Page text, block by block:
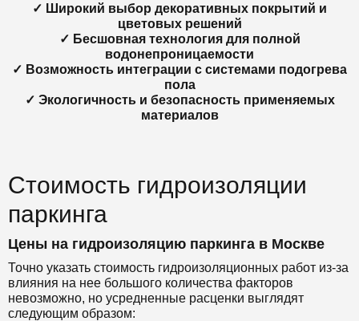
✓ Широкий выбор декоративных покрытий и
цветовых решений
✓ Бесшовная технология для полной
водонепроницаемости
✓ Возможность интеграции с системами подогрева
пола
✓ Экологичность и безопасность применяемых
материалов
Стоимость гидроизоляции
паркинга
Цены на гидроизоляцию паркинга в Москве
Точно указать стоимость гидроизоляционных работ из-за
влияния на нее большого количества факторов
невозможно, но усредненные расценки выглядят
следующим образом: